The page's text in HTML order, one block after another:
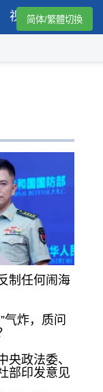
视频简体/繁體切換
制任何闹海
气炸，质问
央政法委、
部印发意见